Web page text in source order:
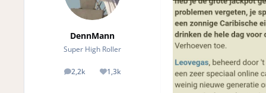
DennMann
Super High Roller
2,2k
posts 1,3k
Reputation